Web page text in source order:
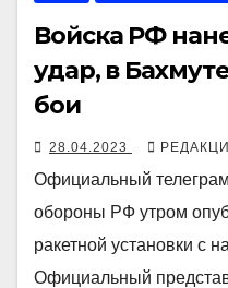
Войска РФ
удар, в
бои
28.04.2023
Официальный
обороны РФ утром
ракетной установки с
Официальный